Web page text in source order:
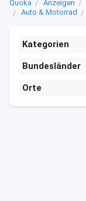
Quoka Anzeigen
Auto & Motorrad
Kategorien
Bundesländer
Orte